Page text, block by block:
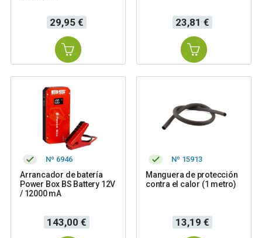
Precio
29,95 € Precio
23,81 €
Nº 6946
Arrancador de batería
Power Box BS Battery 12V
/ 12000 mA
Precio
143,00 €
Nº 15913
Manguera de protección
contra el calor (1 metro)
Precio
13,19 €